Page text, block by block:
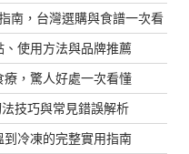
南，台灣選購與食譜一次看
使用方法與品牌推薦
，驚人好處一次看懂
技巧與常見錯誤解析
冷凍的完整實用指南